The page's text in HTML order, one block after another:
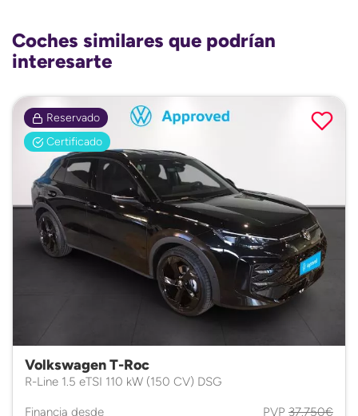
Coches similares que podrían
interesarte
Reservado
Certificado
Volkswagen T-Roc
R-Line 1.5 eTSI 110 kW (150 CV) DSG
Financia desde
PVP 37.750€